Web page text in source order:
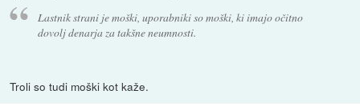
Lastnik strani je moški, uporabniki so moški, ki imajo očitno
dovolj denarja za takšne neumnosti.
Troli so tudi moški kot kaže.